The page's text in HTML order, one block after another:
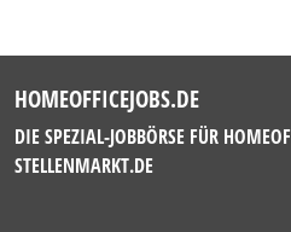
HOMEOFFICEJOBS.DE
DIE SPEZIAL-JOBBÖRSE FÜR
STELLENMARKT.DE